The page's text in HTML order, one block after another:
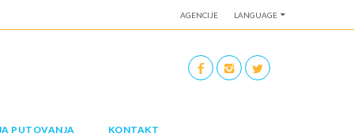
AGENCIJE LANGUAGE
PUTOVANJA KONTAKT